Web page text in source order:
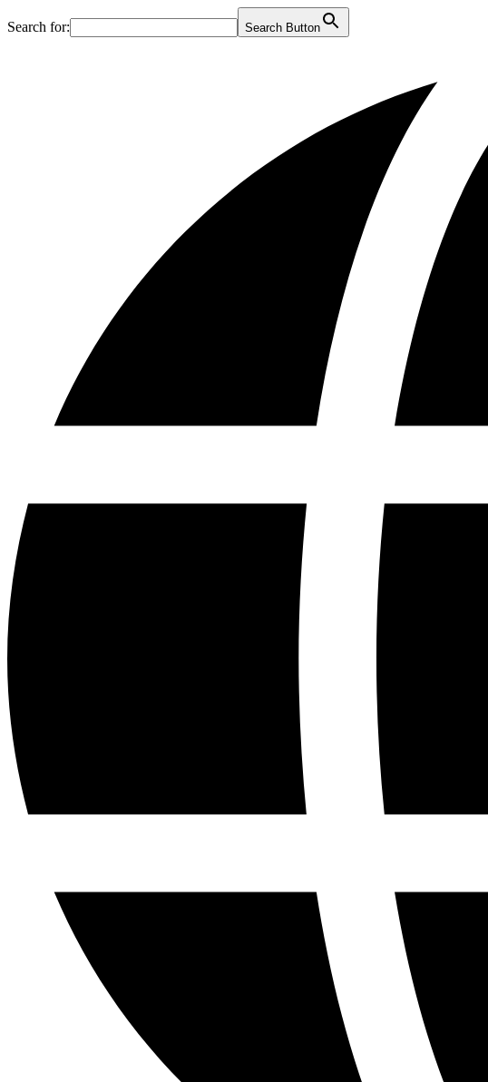
Search for: Search Button